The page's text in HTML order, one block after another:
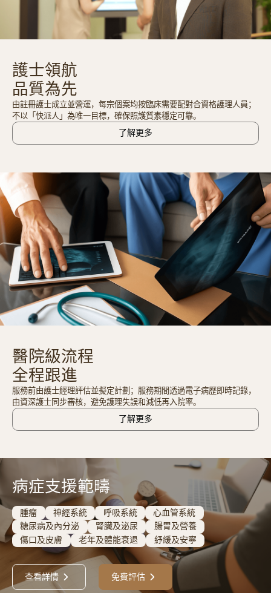
護士領航
品質為先
由註冊護士成立並營運，每宗個案均按臨床需要配對合資格護理人員；
不以「快派人」為唯一目標，確保照護質素穩定可靠。
了解更多
醫院級流程
全程跟進
服務前由護士經理評估並擬定計劃；服務期間透過電子病歷即時記錄，
由資深護士同步審核，避免護理失誤和減低再入院率。
了解更多
病症支援範疇
腫瘤 神經系統 呼吸系統
心血管系統
糖尿病及內分泌
腎臟及泌尿
腸胃及營養
傷口及皮膚
老年及體能衰退 紓緩及安寧
查看詳情 免費評估